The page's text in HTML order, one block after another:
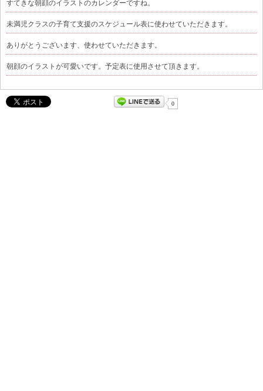
すてきな朝顔のイラストのカレンダーですね。
未満児クラスの子育て支援のスケジュール表に使わせていただきます。
ありがとうございます、使わせていただきます。
朝顔のイラストが可愛いです。予定表に使用させて頂きます。
0